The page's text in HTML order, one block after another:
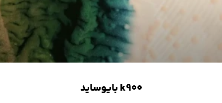
k۹۰۰ بایوساید